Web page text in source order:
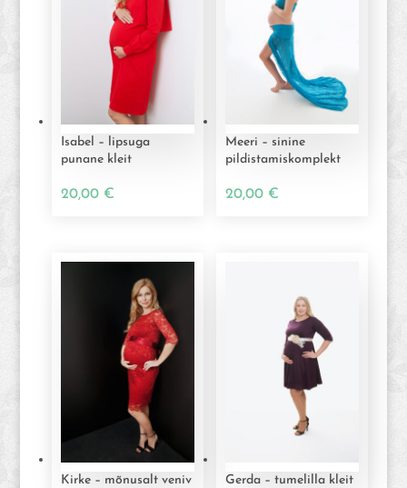
Isabel – lipsuga
punane kleit
20,00 €
Meeri – sinine
pildistamiskomplekt
20,00 €
Kirke – mõnusalt veniv
Gerda – tumelilla kleit